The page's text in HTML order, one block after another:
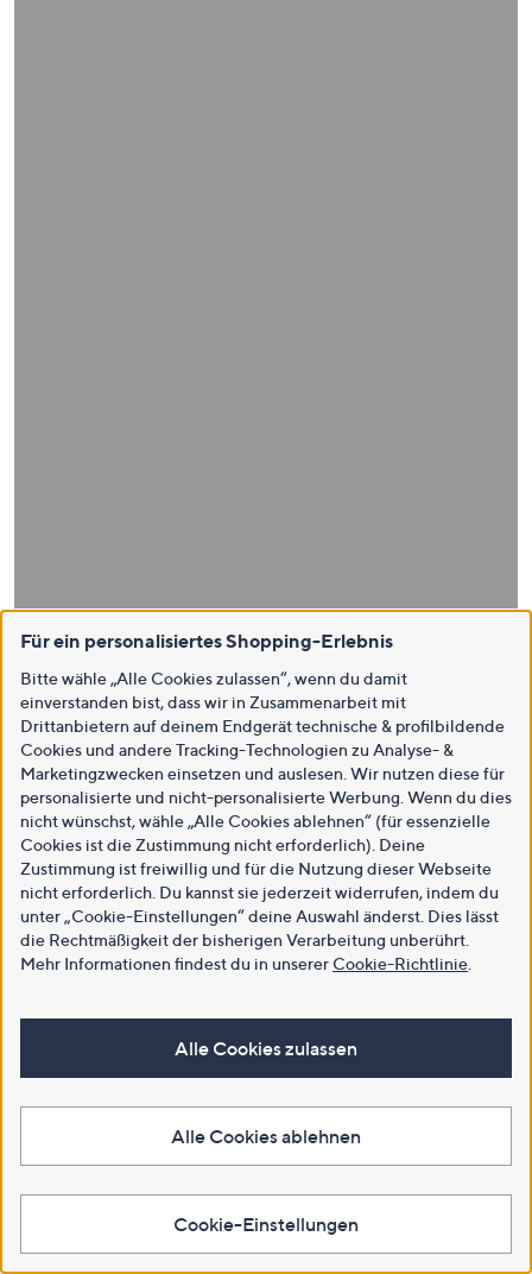
Für ein personalisiertes Shopping-Erlebnis
Bitte wähle „Alle Cookies zulassen“, wenn du damit
einverstanden bist, dass wir in Zusammenarbeit mit
Drittanbietern auf deinem Endgerät technische & profilbildende
Cookies und andere Tracking-Technologien zu Analyse- &
Marketingzwecken einsetzen und auslesen. Wir nutzen diese für
personalisierte und nicht-personalisierte Werbung. Wenn du dies
nicht wünschst, wähle „Alle Cookies ablehnen“ (für essenzielle
Cookies ist die Zustimmung nicht erforderlich). Deine
Zustimmung ist freiwillig und für die Nutzung dieser Webseite
nicht erforderlich. Du kannst sie jederzeit widerrufen, indem du
unter „Cookie-Einstellungen“ deine Auswahl änderst. Dies lässt
die Rechtmäßigkeit der bisherigen Verarbeitung unberührt.
Mehr Informationen findest du in unsererCookie-Richtlinie
Alle Cookies zulassen
Alle Cookies ablehnen
Cookie-Einstellungen